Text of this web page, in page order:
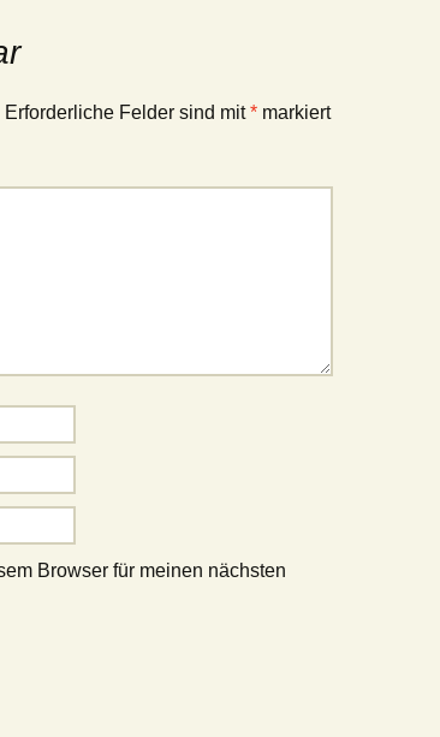
Erforderliche Felder sind mit* markiert
Browser für meinen nächsten